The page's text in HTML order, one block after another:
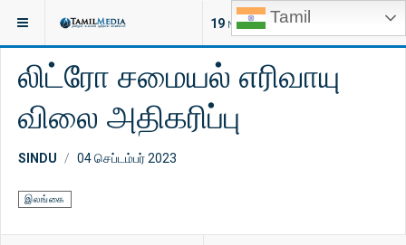
Tamil
19 NEW ARTICLES
இருக்குமிடம்: செய்திகள்
லிட்ரோ சமையல் எரிவாயு
விலை அதிகரிப்பு
SINDU 04 செப்டம்பர் 2023
இலங்கை